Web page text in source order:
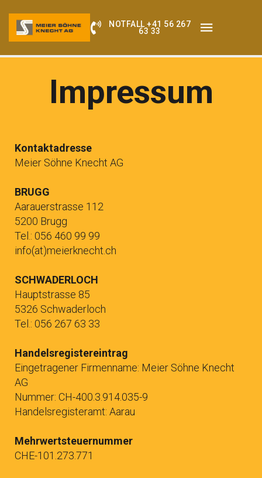
NOTFALL +41 56 267
63 33
Impressum
Kontaktadresse
Meier Söhne Knecht AG
BRUGG
Aarauerstrasse 112
5200 Brugg
Tel.: 056 460 99 99
info(at)meierknecht.ch
SCHWADERLOCH
Hauptstrasse 85
5326 Schwaderloch
Tel.: 056 267 63 33
Handelsregistereintrag
Eingetragener Firmenname: Meier Söhne Knecht
AG
Nummer: CH-400.3.914.035-9
Handelsregisteramt: Aarau
Mehrwertsteuernummer
CHE-101.273.771